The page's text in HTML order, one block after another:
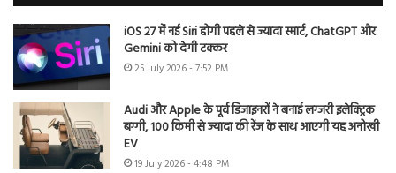
iOS 27 में नई Siri होगी पहले से ज्यादा स्मार्ट, ChatGPT और
Gemini को देगी टक्कर
25 July 2026 - 7:52 PM
Audi और Apple के पूर्व डिजाइनरों ने बनाई लग्जरी इलेक्ट्रिक
बग्गी, 100 किमी से ज्यादा की रेंज के साथ आएगी यह अनोखी
EV
19 July 2026 - 4:48 PM